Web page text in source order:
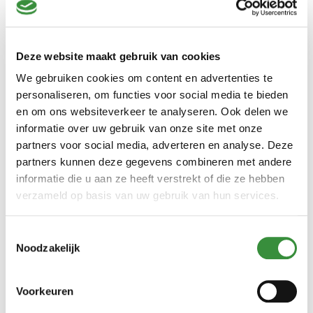
Deze website maakt gebruik van cookies
We gebruiken cookies om content en advertenties te
personaliseren, om functies voor social media te bieden
en om ons websiteverkeer te analyseren. Ook delen we
informatie over uw gebruik van onze site met onze
partners voor social media, adverteren en analyse. Deze
partners kunnen deze gegevens combineren met andere
informatie die u aan ze heeft verstrekt of die ze hebben
verzameld op basis van uw gebruik van hun services.
Noodzakelijk
Voorkeuren
5. Geiten- en Schapenkaas
Pakket Deluxe
In dit gevulde pakket komen de smaken van geitenkaas en
schapenkaas met elkaar samen. We nodigen je uit om de unieke
smaakprofielen van maar liefst 9 soorten kazen te ontdekken.
Van romige geitenkaas met verse kruiden tot de intense en
complexe smaken van oude schapenkaas, dit pakket zorgt voor
een onvergetelijke culinaire ervaring.
Bekijk het Geiten- en Schapenkaas Pakket Deluxe >
voor jezelf of iemand anders
Al onze kaaspakketten zijn ook een uitstekend geschenk voor